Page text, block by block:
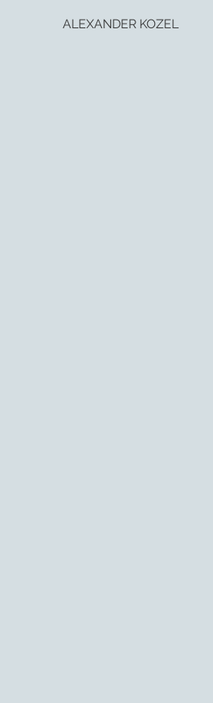
ALEXANDER KOZEL